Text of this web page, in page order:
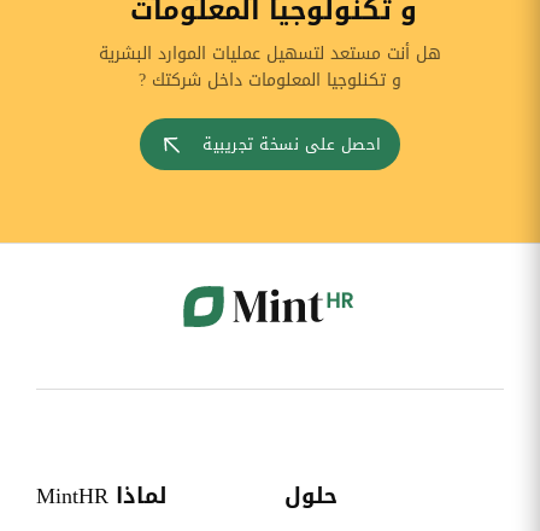
و تكنولوجيا المعلومات
هل أنت مستعد لتسهيل عمليات الموارد البشرية
و تكنلوجيا المعلومات داخل شركتك ?
احصل على نسخة تجريبية
حلول لماذا MintHR